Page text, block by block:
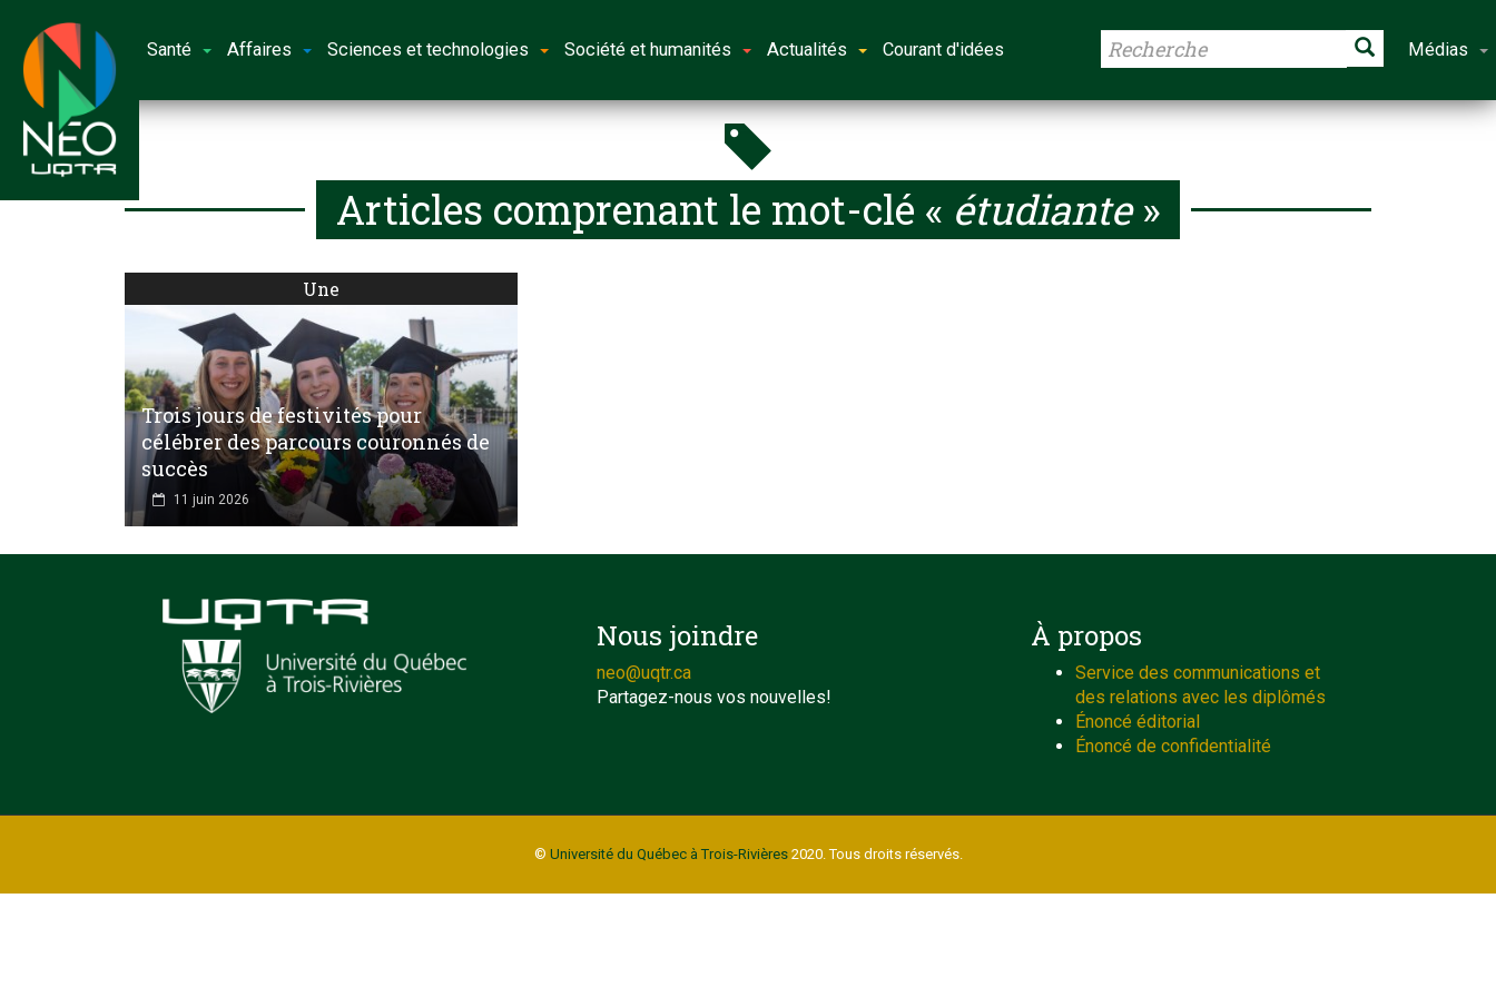
Santé Affaires Sciences et technologies Société et humanités Actualités Courant d'idées Médias
Articles comprenant le mot-clé « étudiante»
Une
Trois jours de festivités pour
célébrer des parcours couronnés de
succès
11 juin 2026
Nous joindre
neo@uqtr.ca
Partagez-nous vos nouvelles!
À propos
Service des communications et
des relations avec les diplômés
Énoncé éditorial
Énoncé de confidentialité
© Université du Québec à Trois-Rivières2020. Tous droits réservés.